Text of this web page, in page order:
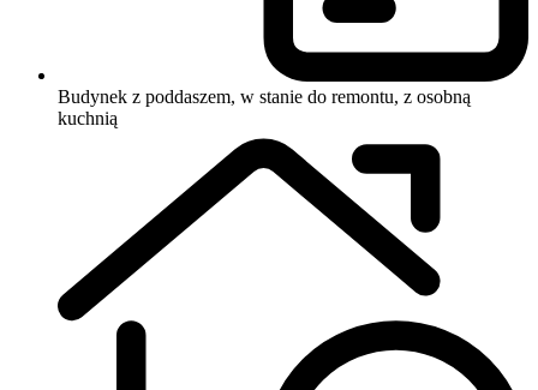
Budynek z poddaszem, w stanie do remontu, z osobną
kuchnią